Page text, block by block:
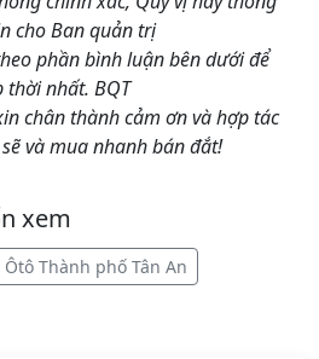
cho Ban quản trị
phần bình luận bên dưới để
nhất. BQT
chân thành cảm ơn và hợp tác
và mua nhanh bán đắt!
xem
Ôtô Thành phố Tân An